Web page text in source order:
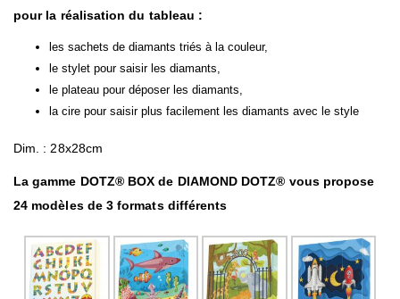
pour la réalisation du tableau :
les sachets de diamants triés à la couleur,
le stylet pour saisir les diamants,
le plateau pour déposer les diamants,
la cire pour saisir plus facilement les diamants avec le style
Dim. : 28x28cm
La gamme DOTZ® BOX de DIAMOND DOTZ® vous propose
24 modèles de 3 formats différents